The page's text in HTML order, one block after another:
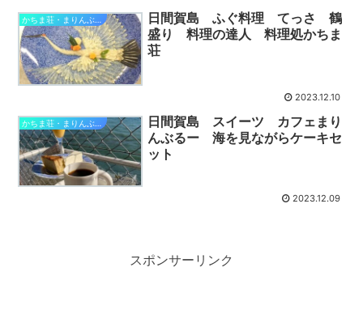
日間賀島 ふぐ料理 てっさ 鶴
盛り 料理の達人 料理処かちま
荘
2023.12.10
日間賀島 スイーツ カフェまり
んぶるー 海を見ながらケーキセ
ット
2023.12.09
スポンサーリンク